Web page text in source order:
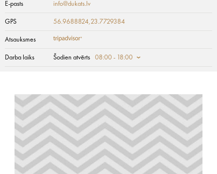
E-pasts info@dukats.lv
GPS 56.9688824,23.7729384
Atsauksmes
Darba laiks Šodien atvērts 08:00 - 18:00